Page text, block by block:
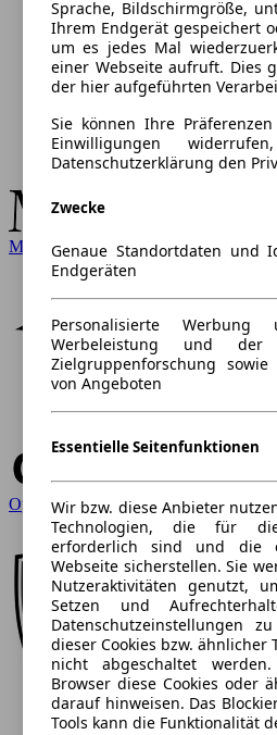
Mercedes-Benz
Opel
Sprache, Bildschirmgröße,
Ihrem Endgerät gespeichert
um es jedes Mal
einer Webseite aufruft. Dies
der hier aufgeführten
Sie können Ihre
Einwilligungen
Datenschutzerklärung den
Zwecke
Genaue Standortdaten und
Endgeräten
Personalisierte
Werbeleistung und der
Zielgruppenforschung
von Angeboten
Essentielle Seitenfunktionen
Wir bzw. diese Anbieter
Technologien, die für
erforderlich sind und die
Webseite sicherstellen. Sie
Nutzeraktivitäten genutzt,
Setzen und
Datenschutzeinstellungen
dieser Cookies bzw.
nicht abgeschaltet
Browser diese Cookies oder
darauf hinweisen. Das
Tools kann die Funktionalität